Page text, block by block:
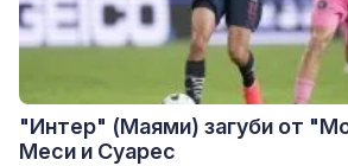
"Интер" (Маями) загуби от
Меси и Суарес